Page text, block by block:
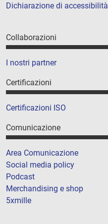
Dichiarazione di accessibilità
Collaborazioni
I nostri partner
Certificazioni
Certificazioni ISO
Comunicazione
Area Comunicazione
Social media policy
Podcast
Merchandising e shop
5xmille